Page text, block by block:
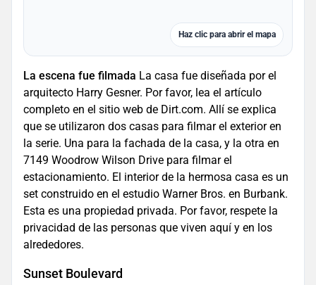
Haz clic para abrir el mapa
La escena fue filmada La casa fue diseñada por el
arquitecto Harry Gesner. Por favor, lea el artículo
completo en el sitio web de Dirt.com. Allí se explica
que se utilizaron dos casas para filmar el exterior en
la serie. Una para la fachada de la casa, y la otra en
7149 Woodrow Wilson Drive para filmar el
estacionamiento. El interior de la hermosa casa es un
set construido en el estudio Warner Bros. en Burbank.
Esta es una propiedad privada. Por favor, respete la
privacidad de las personas que viven aquí y en los
alrededores.
Sunset Boulevard